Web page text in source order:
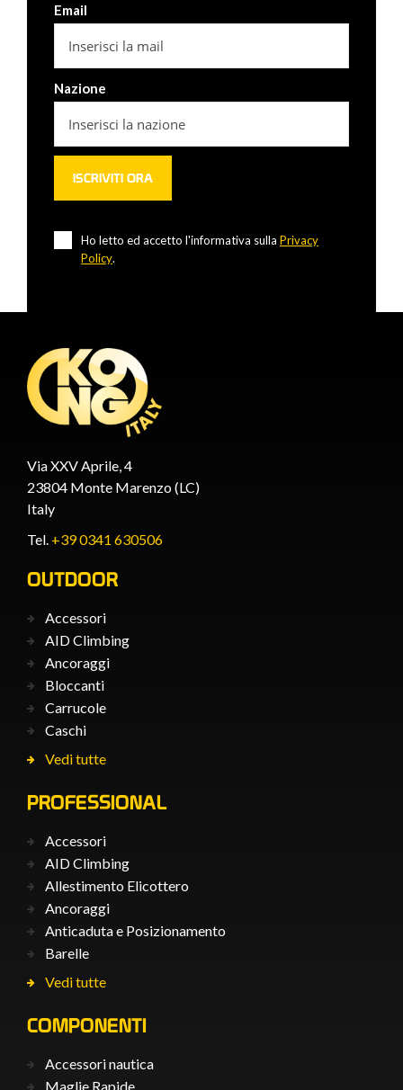
Email
Nazione
Ho letto ed accetto l'informativa sulla Privacy
Policy.
Via XXV Aprile, 4
23804 Monte Marenzo (LC)
Italy
Tel. +39 0341 630506
OUTDOOR
Accessori
AID Climbing
Ancoraggi
Bloccanti
Carrucole
Caschi
Vedi tutte
PROFESSIONAL
Accessori
AID Climbing
Allestimento Elicottero
Ancoraggi
Anticaduta e Posizionamento
Barelle
Vedi tutte
COMPONENTI
Accessori nautica
Maglie Rapide